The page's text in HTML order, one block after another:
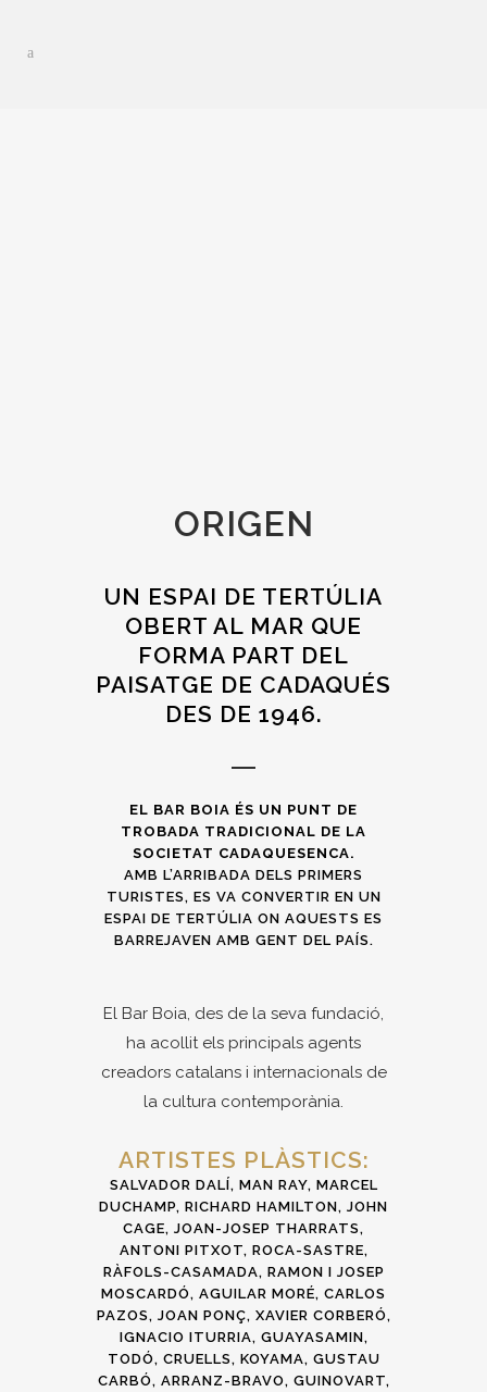
ORIGEN
UN ESPAI DE TERTÚLIA
OBERT AL MAR QUE
FORMA PART DEL
PAISATGE DE CADAQUÉS
DES DE 1946.
EL BAR BOIA ÉS UN PUNT DE
TROBADA TRADICIONAL DE LA
SOCIETAT CADAQUESENCA.
AMB L’ARRIBADA DELS PRIMERS
TURISTES, ES VA CONVERTIR EN UN
ESPAI DE TERTÚLIA ON AQUESTS ES
BARREJAVEN AMB GENT DEL PAÍS.
El Bar Boia, des de la seva fundació,
ha acollit els principals agents
creadors catalans i internacionals de
la cultura contemporània.
ARTISTES PLÀSTICS:
SALVADOR DALÍ, MAN RAY, MARCEL
DUCHAMP, RICHARD HAMILTON, JOHN
CAGE, JOAN-JOSEP THARRATS,
ANTONI PITXOT, ROCA-SASTRE,
RÀFOLS-CASAMADA , RAMON I JOSEP
MOSCARDÓ, AGUILAR MORÉ, CARLOS
PAZOS, JOAN PONÇ, XAVIER CORBERÓ,
IGNACIO ITURRIA, GUAYASAMIN,
TODÓ, CRUELLS, KOYAMA, GUSTAU
CARBÓ, ARRANZ-BRAVO, GUINOVART,